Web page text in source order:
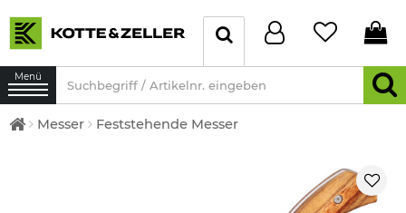
Menü
Messer Feststehende Messer